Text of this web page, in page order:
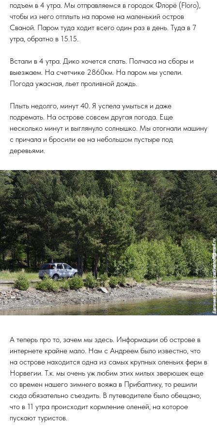
подъем в 4 утра. Мы отправляемся в городок Флорё (Floro),
чтобы из него отплыть на пароме на маленький остров
Сваной. Паром туда ходит всего один раз в день. Туда в 7
утра, обратно в 15.15.
Встали в 4 утра. Дико хочется спать. Полчаса на сборы и
выезжаем. На счетчике 2860км. На паром мы успели.
Погода ужасная, льет проливной дождь.
Плыть недолго, минут 40. Я успела умыться и даже
подремать. На острове совсем другая погода. Еще
несколько минут и выглянуло солнышко. Мы отогнали машину
с причала и бросили ее на небольшом пустыре под
деревьями.
А теперь про то, зачем мы здесь. Информации об острове в
интернете крайне мало. Нам с Андреем было известно, что
на острове находится одна из самых крупных оленьих ферм в
Норвегии. Т.к. мы очень уж любим этих милых зверюшек еще
со времен нашего зимнего вояжа в Прибалтику, то решили
сюда обязательно съездить. В путеводителе было обещано,
что в 11 утра происходит кормление оленей, на которое
пускают туристов.